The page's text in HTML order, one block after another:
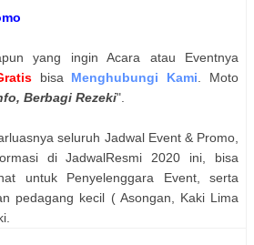
yang ingin Acara atau Eventnya
bisa Menghubungi Kami . Moto
Berbagi Rezeki".
seluruh Jadwal Event & Promo,
di JadwalResmi 2020 ini, bisa
untuk Penyelenggara Event, serta
pedagang kecil ( Asongan, Kaki Lima